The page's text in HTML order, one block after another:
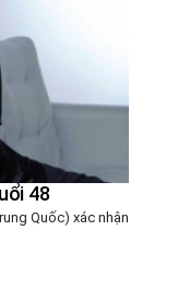
48
Quốc) xác nhận